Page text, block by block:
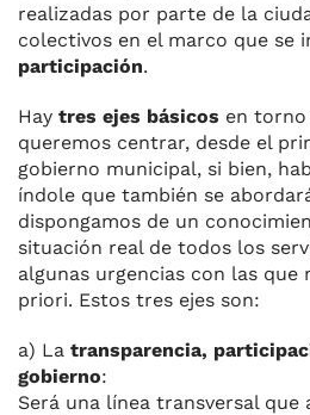
realizadas por parte de la
colectivos en el marco que se
participación.
Hay tres ejes básicos en torno
queremos centrar, desde el
gobierno municipal, si bien,
índole que también se
dispongamos de un
situación real de todos los
algunas urgencias con las que
priori. Estos tres ejes son:
a) La transparencia,
gobierno:
Será una línea transversal